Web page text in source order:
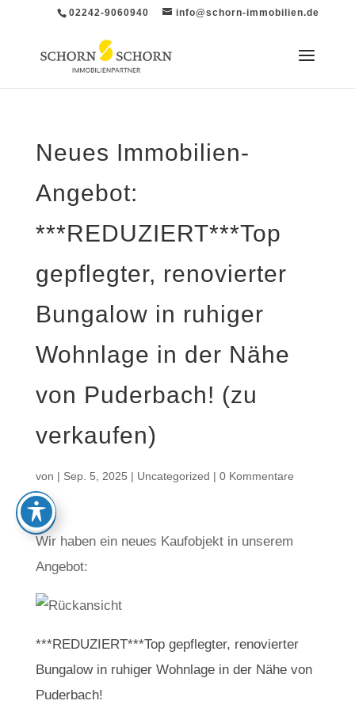
02242-9060940 info@schorn-immobilien.de
Neues Immobilien-
Angebot:
***REDUZIERT***Top
gepflegter, renovierter
Bungalow in ruhiger
Wohnlage in der Nähe
von Puderbach! (zu
verkaufen)
von | Sep. 5, 2025 | Uncategorized | 0 Kommentare
Wir haben ein neues Kaufobjekt in unserem
Angebot:
***REDUZIERT***Top gepflegter, renovierter
Bungalow in ruhiger Wohnlage in der Nähe von
Puderbach!